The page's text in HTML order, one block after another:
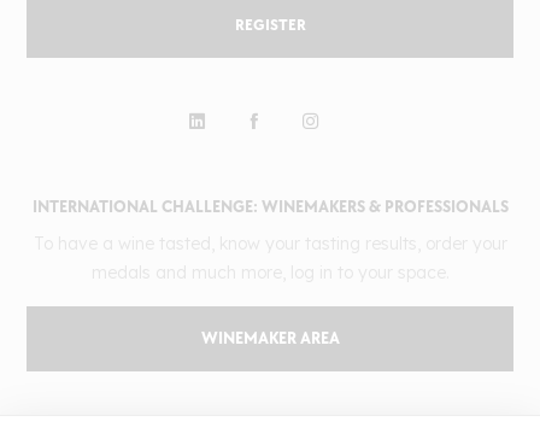
INTERNATIONAL CHALLENGE: WINEMAKERS & PROFESSIONALS
WINEMAKER AREA
REGISTER